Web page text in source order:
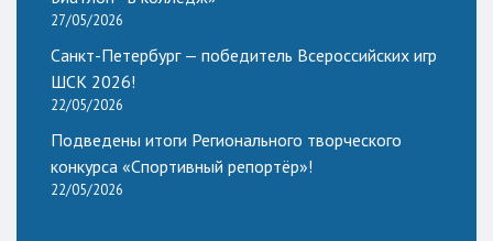
27/05/2026
Санкт-Петербург — победитель Всероссийских игр
ШСК 2026!
22/05/2026
Подведены итоги Регионального творческого
конкурса «Спортивный репортёр»!
22/05/2026